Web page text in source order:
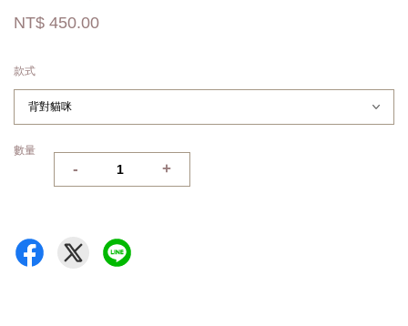
NT$ 450.00
款式
數量
- +